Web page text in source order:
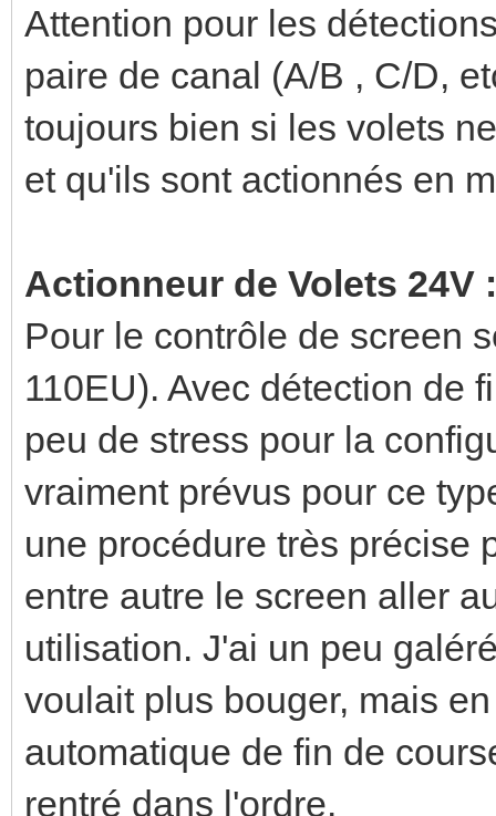
Attention pour les
paire de canal (A/B , C/D,
toujours bien si les volets
et qu'ils sont actionnés en
Actionneur de Volets 24V :
Pour le contrôle de screen
110EU). Avec détection de
peu de stress pour la
vraiment prévus pour ce
une procédure très précise
entre autre le screen aller
utilisation. J'ai un peu
voulait plus bouger, mais
automatique de fin de
rentré dans l'ordre.